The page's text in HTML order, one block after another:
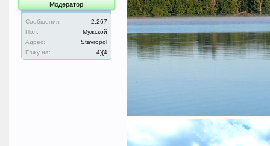
Модератор
Сообщения:
2.267
Пол:
Мужской
Адрес:
Stavropol
Езжу на:
4}{4